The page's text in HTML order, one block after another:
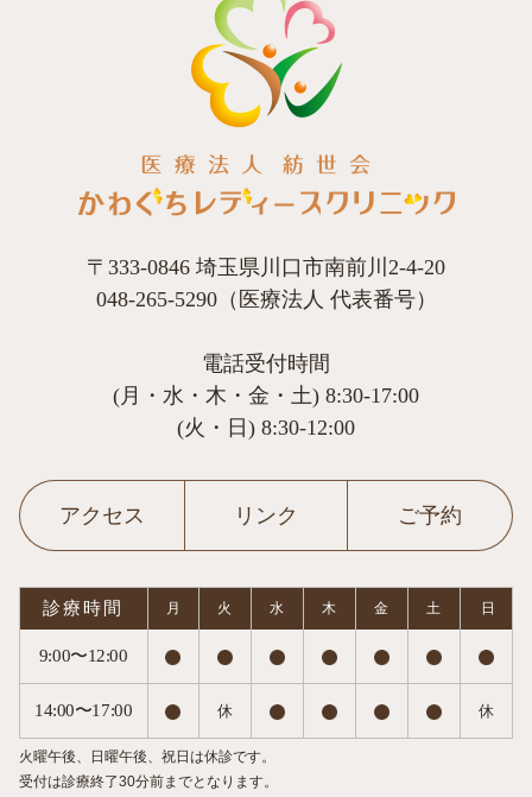
〒333-0846 埼玉県川口市南前川2-4-20
048-265-5290（医療法人 代表番号）
電話受付時間
(月・水・木・金・土) 8:30-17:00
(火・日) 8:30-12:00
アクセス リンク ご予約
診療時間 月 火 水 木 金 土 日
9:00〜12:00
14:00〜17:00 休 休
火曜午後、日曜午後、祝日は休診です。
受付は診療終了30分前までとなります。